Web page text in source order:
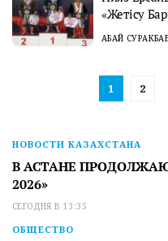
«Жетісу
АБАЙ
1 2
НОВОСТИ КАЗАХСТАНА
В АСТАНЕ
2026»
СЕГОДНЯ В 13:35
ОБЩЕСТВО